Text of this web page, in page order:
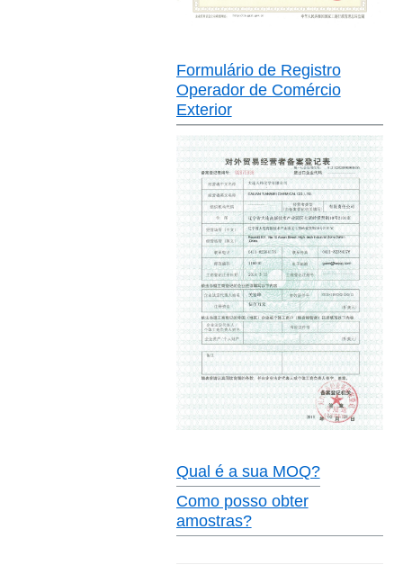
Formulário de Registro
Operador de Comércio
Exterior
Qual é a sua MOQ?
Como posso obter
amostras?